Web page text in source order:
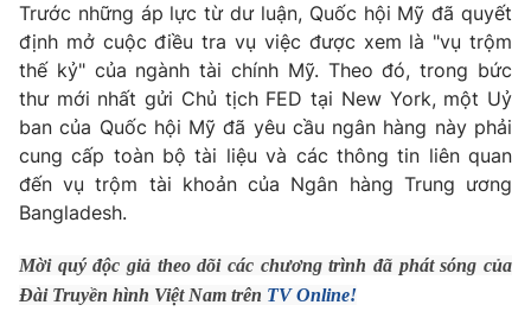
Nhân vật
Khán giả
Giải sao mai
Điện ảnh
Âm nhạc
Sao
Đời sống
Du lịch
Làm đẹp
Chất lượng cuộc sống
Giáo dục
Tuyển sinh
Học trực tuyến
Công nghệ
Hitech Công nghệ tương lai
Sản phẩm
Lịch phát sóng
Trước những áp lực từ dư luận, Quốc hội Mỹ đã quyết
định mở cuộc điều tra vụ việc được xem là "vụ trộm
thế kỷ" của ngành tài chính Mỹ. Theo đó, trong bức
thư mới nhất gửi Chủ tịch FED tại New York, một Uỷ
ban của Quốc hội Mỹ đã yêu cầu ngân hàng này phải
cung cấp toàn bộ tài liệu và các thông tin liên quan
đến vụ trộm tài khoản của Ngân hàng Trung ương
Bangladesh.
Mời quý độc giả theo dõi các chương trình đã phát sóng của
Đài Truyền hình Việt Nam trên TV Online!